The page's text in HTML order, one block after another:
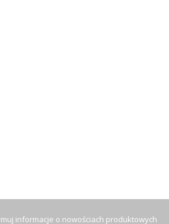
informacje o nowościach produktowych